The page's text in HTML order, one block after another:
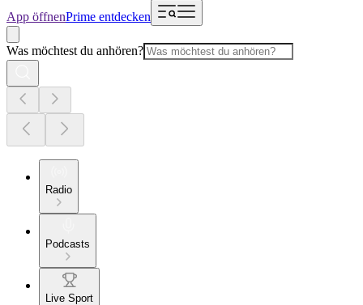
App öffnenPrime entdecken
Was möchtest du anhören?
Radio
Podcasts
Live Sport